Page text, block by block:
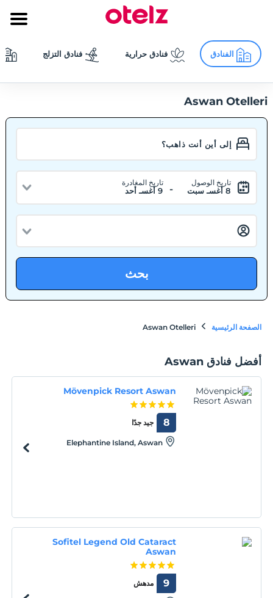
الفنادق فنادق حرارية فنادق التزلج
Aswan Otelleri
تاريخ الوصول
8 أغسـ سبت -
تاريخ المغادرة
9 أغسـ أحد
بحث
الصفحة الرئيسية Aswan Otelleri
أفضل فنادق Aswan
Mövenpick Resort Aswan
جيد جدًا 8
Elephantine Island, Aswan
Sofitel Legend Old Cataract
Aswan
مدهش 9